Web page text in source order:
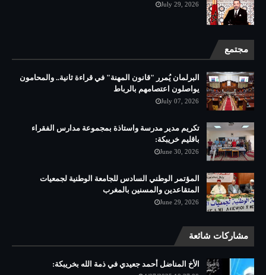
July 29, 2026
مجتمع
البرلمان يُمرر "قانون المهنة" في قراءة ثانية.. والمحامون
يواصلون اعتصامهم بالرباط
July 07, 2026
تكريم مدير مدرسة واستاذة بمجموعة مدارس الفقراء
باقليم خريبكة:
June 30, 2026
المؤتمر الوطني السادس للجامعة الوطنية لجمعيات
المتقاعدين والمسنين بالمغرب
June 29, 2026
مشاركات شائعة
الأخ المناضل أحمد جعيدي في ذمة الله بخريبكة: